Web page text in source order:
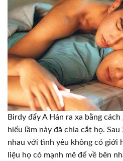
Birdy đẩy A Hán ra xa bằng
hiểu lầm này đã chia cắt họ.
nhau với tình yêu không có giới
liệu họ có mạnh mẽ để về bên